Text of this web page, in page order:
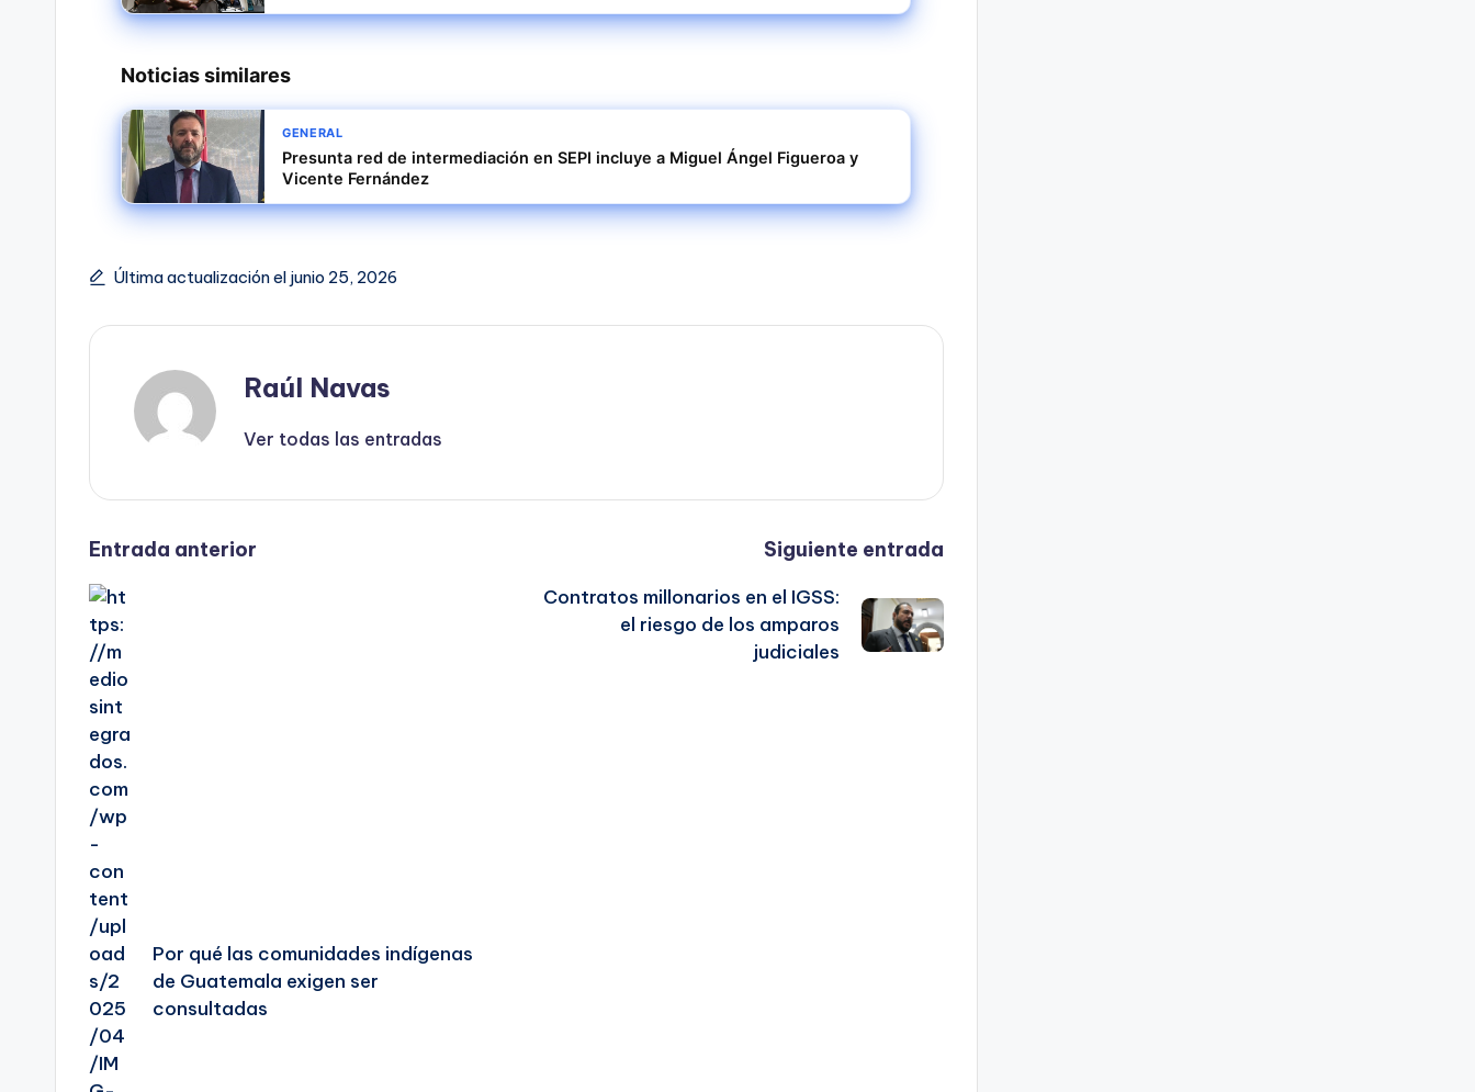
Noticias similares
GENERAL
Presunta red de intermediación en SEPI incluye a Miguel Ángel Figueroa y
Vicente Fernández
Última actualización el junio 25, 2026
Raúl Navas
Ver todas las entradas
Navegación
de
entradas
Entrada anterior
Por qué las comunidades indígenas
de Guatemala exigen ser
consultadas
Siguiente entrada
Contratos millonarios en el IGSS:
el riesgo de los amparos
judiciales